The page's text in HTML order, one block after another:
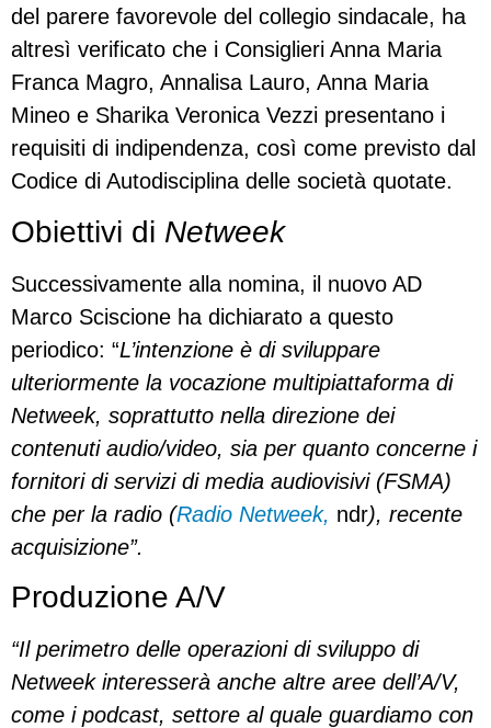
del parere favorevole del collegio sindacale, ha
altresì verificato che i Consiglieri Anna Maria
Franca Magro, Annalisa Lauro, Anna Maria
Mineo e Sharika Veronica Vezzi presentano i
requisiti di indipendenza, così come previsto dal
Codice di Autodisciplina delle società quotate.
Obiettivi di Netweek
Successivamente alla nomina, il nuovo AD
Marco Sciscione ha dichiarato a questo
periodico: “L’intenzione è di sviluppare
ulteriormente la vocazione multipiattaforma di
Netweek, soprattutto nella direzione dei
contenuti audio/video, sia per quanto concerne i
fornitori di servizi di media audiovisivi (FSMA)
che per la radio (Radio Netweek, ndr), recente
acquisizione”.
Produzione A/V
“Il perimetro delle operazioni di sviluppo di
Netweek interesserà anche altre aree dell’A/V,
come i podcast, settore al quale guardiamo con